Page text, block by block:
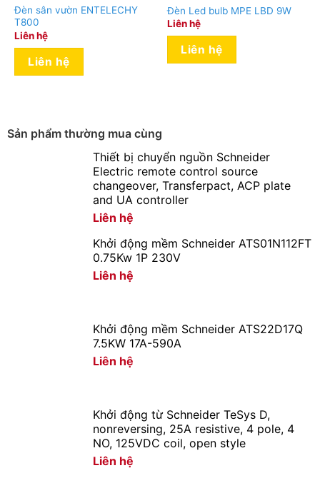
Đèn sân vườn ENTELECHY
T800
Liên hệ
Liên hệ
Đèn Led bulb MPE LBD 9W
Liên hệ
Liên hệ
Sản phẩm thường mua cùng
Thiết bị chuyển nguồn Schneider
Electric remote control source
changeover, Transferpact, ACP plate
and UA controller
Liên hệ
Khởi động mềm Schneider ATS01N112FT
0.75Kw 1P 230V
Liên hệ
Khởi động mềm Schneider ATS22D17Q
7.5KW 17A-590A
Liên hệ
Khởi động từ Schneider TeSys D,
nonreversing, 25A resistive, 4 pole, 4
NO, 125VDC coil, open style
Liên hệ